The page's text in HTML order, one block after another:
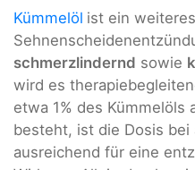
Kümmelöl ist ein
schmerzlindernd sowie
wird es
etwa 1% des Kümmelöls
besteht, ist die Dosis
ausreichend für eine